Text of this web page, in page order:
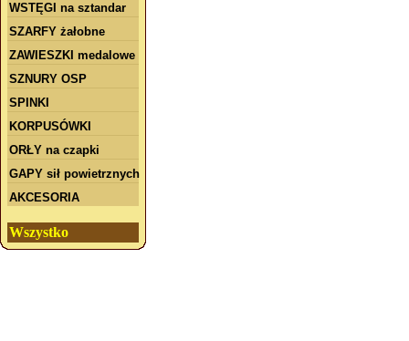
WSTĘGI na sztandar
SZARFY żałobne
ZAWIESZKI medalowe
SZNURY OSP
SPINKI
KORPUSÓWKI
ORŁY na czapki
GAPY sił powietrznych
AKCESORIA
Wszystko